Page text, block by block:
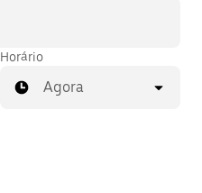
Horário
Agora